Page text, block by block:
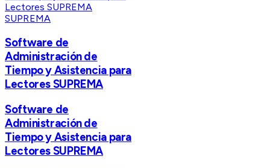
SUPREMA
Software de
Administración de
Tiempo y Asistencia para
Lectores SUPREMA
Software de
Administración de
Tiempo y Asistencia para
Lectores SUPREMA